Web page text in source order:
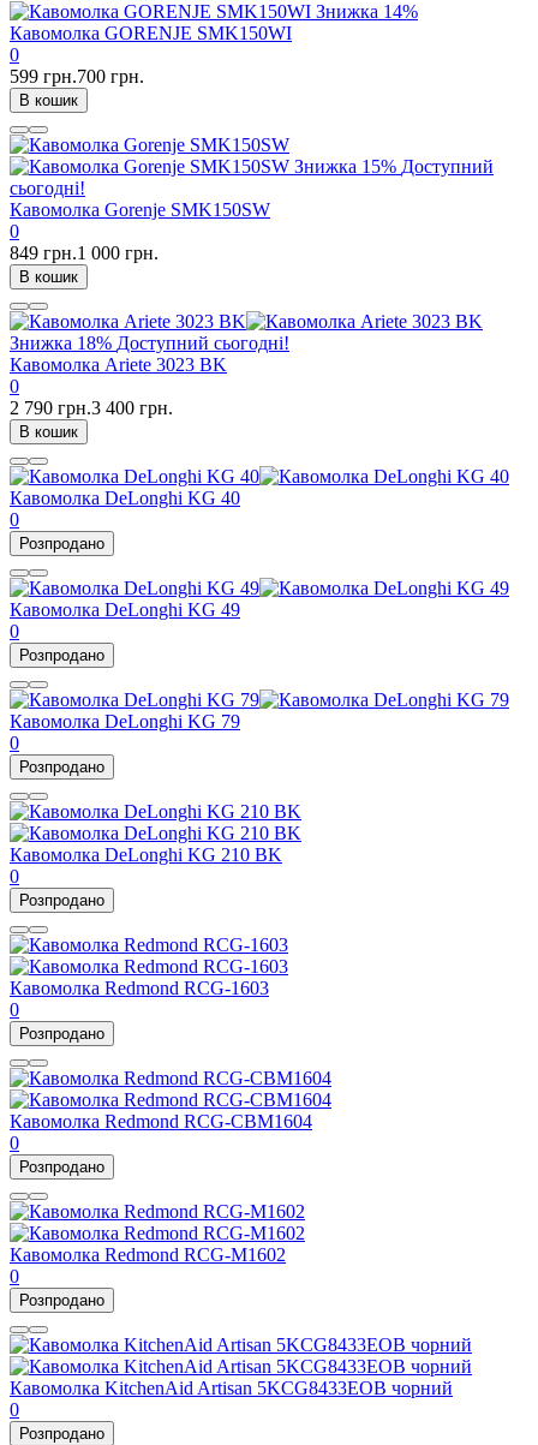
Знижка 14%
Кавомолка GORENJE SMK150WI
0
599 грн.700 грн.
В кошик
Знижка 15% Доступний
сьогодні!
Кавомолка Gorenje SMK150SW
0
849 грн.1 000 грн.
В кошик
Знижка 18% Доступний сьогодні!
Кавомолка Ariete 3023 BK
0
2 790 грн.3 400 грн.
В кошик
Кавомолка DeLonghi KG 40
0
Розпродано
Кавомолка DeLonghi KG 49
0
Розпродано
Кавомолка DeLonghi KG 79
0
Розпродано
Кавомолка DeLonghi KG 210 BK
0
Розпродано
Кавомолка Redmond RCG-1603
0
Розпродано
Кавомолка Redmond RCG-CBM1604
0
Розпродано
Кавомолка Redmond RCG-M1602
0
Розпродано
Кавомолка KitchenAid Artisan 5KCG8433EOB чорний
0
Розпродано